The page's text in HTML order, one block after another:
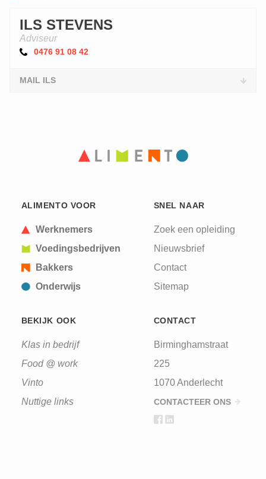
ILS STEVENS
Adviseur
0476 91 08 42
MAIL ILS
ALIMENTO VOOR
Werknemers
Voedingsbedrijven
Bakkers
Onderwijs
SNEL NAAR
Zoek een opleiding
Nieuwsbrief
Contact
Sitemap
BEKIJK OOK
Klas in bedrijf
Food @ work
Vinto
Nuttige links
CONTACT
Birminghamstraat
225
1070 Anderlecht
CONTACTEER ONS